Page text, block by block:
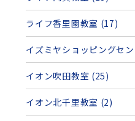
ライフ香里園教室 (17)
イズミヤショッピングセ
イオン吹田教室 (25)
イオン北千里教室 (2)